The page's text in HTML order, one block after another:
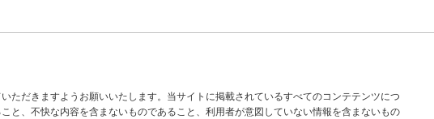
ただきますようお願いいたします。当サイトに掲載されているすべてのコンテテンツにつ
と、不快な内容を含まないものであること、利用者が意図していない情報を含まないもの